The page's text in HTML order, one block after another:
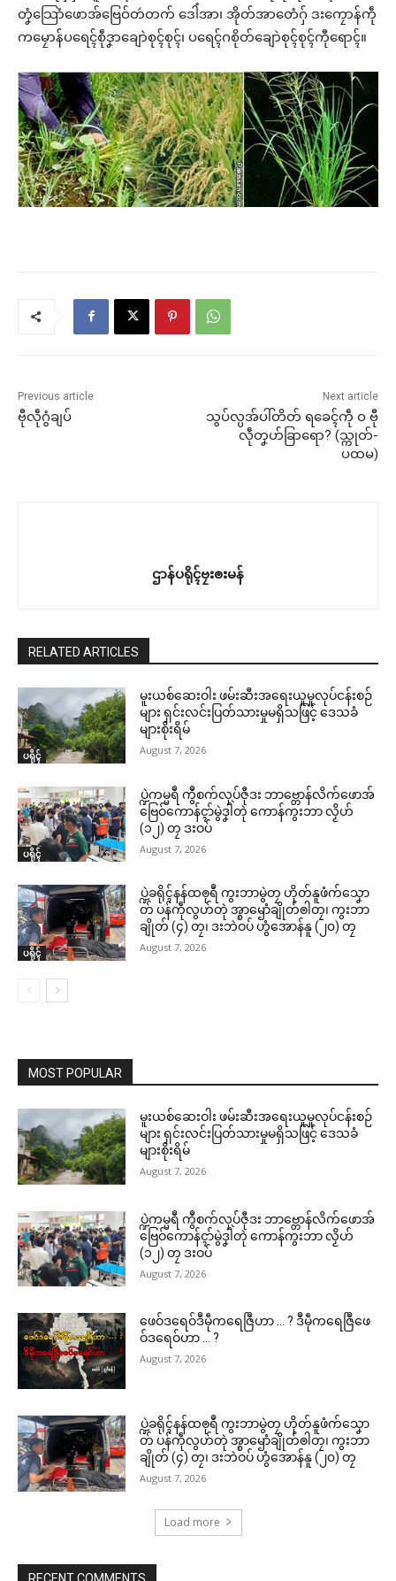
ဌာန်ပရိုၚ်ဗၠးၜးမန်
ရုဲစှ်
ဗွဳဒဳယဵု
ကေတ်အဆက်
© ဌာန်ပရိုၚ်ဗၠးၜးမန်
ပ္ဍဲတွဵုရးဍုင်မန် သြောံကသီုတိတ်
August 5, 2026
In "ပရိုၚ်"
ရေၚ်ရာန်မံၚ်ကၠေၚ် နကဵုစက်ဇြော
တ်ဍာ်
March 31, 2026
In "ပရိုၚ်"
တၞံသြောံဖောအ်ဗြေဝ်တဴတက် ဒေါံအာ၊ အိုတ်အာတေံဂှ် ဒးကၠောန်ကဵု
ကမၠောန်ပရေၚ်စဵုဒၞာချောဲစုၚ်စုၚ်၊ ပရေၚ်ဂစိုတ်ချောဲစုၚ်စုၚ်ကီုရောၚ်။
Previous article
ဗီုလဵုဂွံချပ်
Next article
သွပ်လ္ပအ်ပါ်တိတ် ရခေၚ်ကဵု ဝ ဗီု
လဵုတၞဟ်ခြာရော? (သ္ကုတ်-
ပထမ)
ဌာန်ပရိုၚ်ဗၠးၜးမန်
RELATED ARTICLES
ပရိုၚ်
မူးယစ်ဆေးဝါး ဖမ်းဆီးအရေးယူမှုလုပ်ငန်းစဉ်
များ ရှင်းလင်းပြတ်သားမှုမရှိသဖြင့် ဒေသခံ
များစိုးရိမ်
August 7, 2026
ပရိုၚ်
ပ္ဍဲကမ္မရဳ ကွဳစက်လုပ်ဇီုဒး ဘာဗ္တောန်လိက်ဖောအ်
ဗြေဝ်ကောန်ၚာ်မွဲဒၞါဲတုဲ ကောန်ကွးဘာ လၟိဟ်
(၁၂) တၠ ဒးဝပ်
August 7, 2026
ပရိုၚ်
ပ္ဍဲခရိုၚ်နန်ထၜုရဳ ကွးဘာမွဲတၠ ဟိုတ်နူဖံက်သၞော
တ် ပန်ကဵုလွဟ်တုဲ အ္စာၝောံချိုတ်ၜါတၠ၊ ကွးဘာ
ချိုတ် (၄) တၠ၊ ဒးဘဲဝပ် ဟွံအောန်နူ (၂၀) တၠ
August 7, 2026
MOST POPULAR
မူးယစ်ဆေးဝါး ဖမ်းဆီးအရေးယူမှုလုပ်ငန်းစဉ်
များ ရှင်းလင်းပြတ်သားမှုမရှိသဖြင့် ဒေသခံ
များစိုးရိမ်
August 7, 2026
ပ္ဍဲကမ္မရဳ ကွဳစက်လုပ်ဇီုဒး ဘာဗ္တောန်လိက်ဖောအ်
ဗြေဝ်ကောန်ၚာ်မွဲဒၞါဲတုဲ ကောန်ကွးဘာ လၟိဟ်
(၁၂) တၠ ဒးဝပ်
August 7, 2026
ဖေဝ်ဒရေဝ်ဒဳမဵုကရေဇြဳဟာ … ? ဒဳမဵုကရေဇြဳဖေ
ဝ်ဒရေဝ်ဟာ … ?
August 7, 2026
ပ္ဍဲခရိုၚ်နန်ထၜုရဳ ကွးဘာမွဲတၠ ဟိုတ်နူဖံက်သၞော
တ် ပန်ကဵုလွဟ်တုဲ အ္စာၝောံချိုတ်ၜါတၠ၊ ကွးဘာ
ချိုတ် (၄) တၠ၊ ဒးဘဲဝပ် ဟွံအောန်နူ (၂၀) တၠ
August 7, 2026
Load more
RECENT COMMENTS